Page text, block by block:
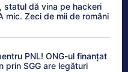
statul dă vina pe hackeri
mic. Zeci de mii de români
PNL! ONG-ul finanțat
prin SGG are legături